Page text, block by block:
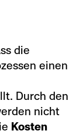
die
einen
Durch den
nicht
Kosten